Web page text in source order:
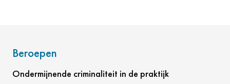
Beroepen
Ondermijnende criminaliteit in de praktijk